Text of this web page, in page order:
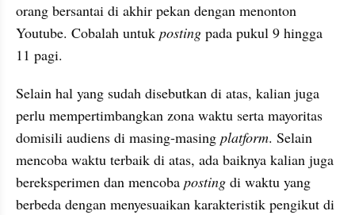
orang bersantai di akhir pekan dengan menonton
Youtube. Cobalah untuk posting pada pukul 9 hingga
11 pagi.
Selain hal yang sudah disebutkan di atas, kalian juga
perlu mempertimbangkan zona waktu serta mayoritas
domisili audiens di masing-masing platform. Selain
mencoba waktu terbaik di atas, ada baiknya kalian juga
bereksperimen dan mencoba posting di waktu yang
berbeda dengan menyesuaikan karakteristik pengikut di